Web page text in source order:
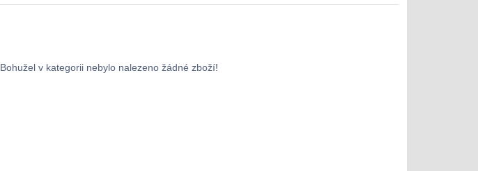
Bohužel v kategorii nebylo nalezeno žádné zboží!